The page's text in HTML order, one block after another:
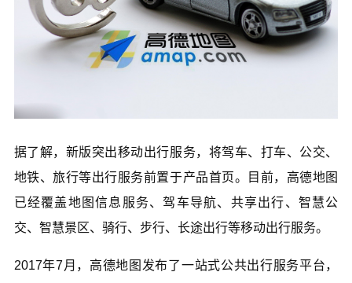
据了解，新版突出移动出行服务，将驾车、打车、公交、
地铁、旅行等出行服务前置于产品首页。目前，高德地图
已经覆盖地图信息服务、驾车导航、共享出行、智慧公
交、智慧景区、骑行、步行、长途出行等移动出行服务。
2017年7月，高德地图发布了一站式公共出行服务平台，